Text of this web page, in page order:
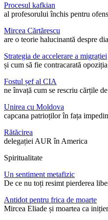
Procesul kafkian
al profesorului închis pentru
Mircea Cărtărescu
are o teorie halucinantă despre
Strategia de accelerare a migrației
și cum să fie contracarată
Fostul șef al CIA
ne învață cum se rescriu cărțile
Unirea cu Moldova
capcana patrioților în fața
Rătăcirea
delegației AUR în America
Spiritualitate
Un sentiment metafizic
De ce nu toți resimt pierderea
Antidot pentru frica de moarte
Mircea Eliade și moartea ca